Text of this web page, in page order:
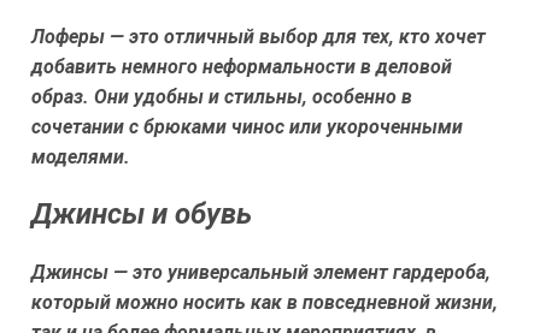
Лоферы — это отличный выбор для тех, кто хочет
добавить немного неформальности в деловой
образ. Они удобны и стильны, особенно в
сочетании с брюками чинос или укороченными
моделями.
Джинсы и обувь
Джинсы — это универсальный элемент гардероба,
который можно носить как в повседневной жизни,